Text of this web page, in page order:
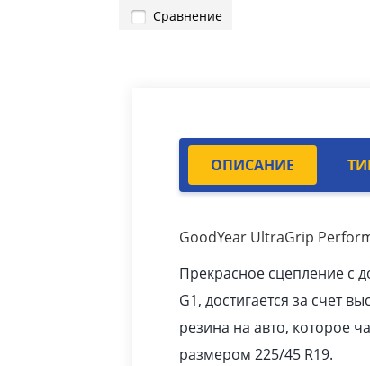
Сравнение
ОПИСАНИЕ
GoodYear UltraGrip
Прекрасное сцепление с
G1, достигается за счет
резина на авто, которое
размером 225/45 R19.